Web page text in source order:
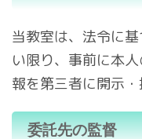
当教室は、法令に
い限り、事前に本
報を第三者に開示・
委託先の監督